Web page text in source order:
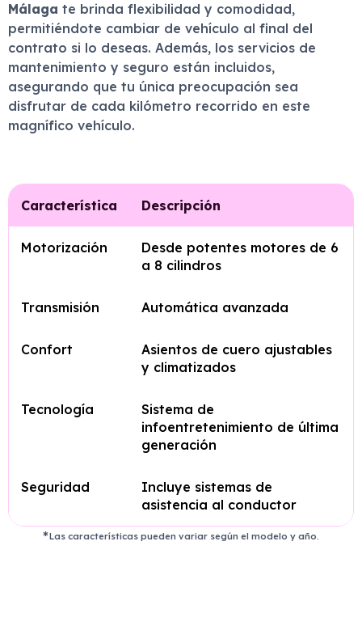
Málaga te brinda flexibilidad y comodidad,
permitiéndote cambiar de vehículo al final del
contrato si lo deseas. Además, los servicios de
mantenimiento y seguro están incluidos,
asegurando que tu única preocupación sea
disfrutar de cada kilómetro recorrido en este
magnífico vehículo.
Característica Descripción
Motorización
Desde potentes motores de 6
a 8 cilindros
Transmisión Automática avanzada
Confort
Asientos de cuero ajustables
y climatizados
Tecnología
Sistema de
infoentretenimiento de última
generación
Seguridad
Incluye sistemas de
asistencia al conductor
Las características pueden variar según el modelo y año.